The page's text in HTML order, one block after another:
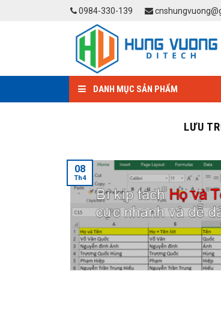
0984-330-139
DANH MỤC SẢN PHẨM
LƯU
08
Th4